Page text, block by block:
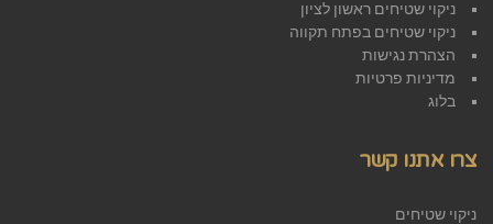
ניקוי שטיחים ראשון לציון
ניקוי שטיחים בפתח תקווה
הצהרת נגישות
מדיניות פרטיות
בלוג
צרו אתנו קשר
ניקוי שטיחים